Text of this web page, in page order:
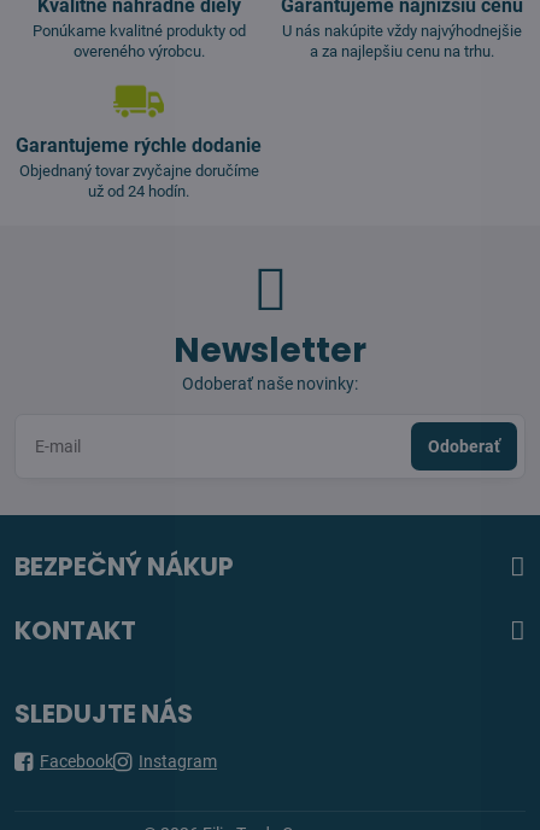
Kvalitné náhradné diely
Ponúkame kvalitné produkty od
overeného výrobcu.
Garantujeme najnižšiu cenu
U nás nakúpite vždy najvýhodnejšie
a za najlepšiu cenu na trhu.
Garantujeme rýchle dodanie
Objednaný tovar zvyčajne doručíme
už od 24 hodín.
Newsletter
Odoberať naše novinky:
Odoberať
BEZPEČNÝ NÁKUP
KONTAKT
SLEDUJTE NÁS
Facebook Instagram